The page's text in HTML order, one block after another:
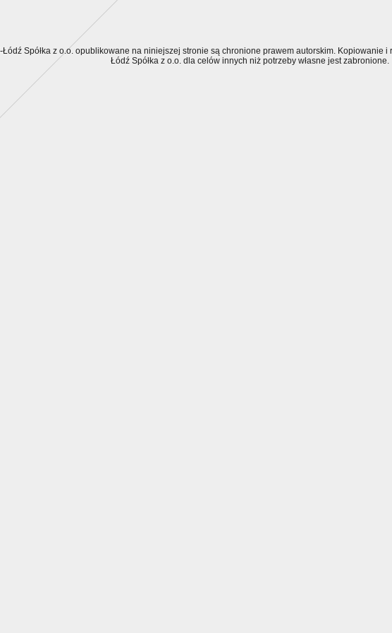
Łódź Spółka z o.o. opublikowane na niniejszej stronie są chronione prawem autorskim. Kopiowanie
Łódź Spółka z o.o. dla celów innych niż potrzeby własne jest zabronione.